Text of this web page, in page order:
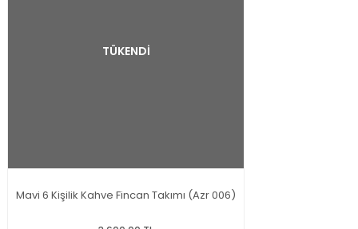
TÜKENDİ
Mavi 6 Kişilik Kahve Fincan Takımı (Azr 006)